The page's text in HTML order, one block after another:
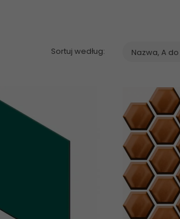
Sortuj według: Nazwa, A do